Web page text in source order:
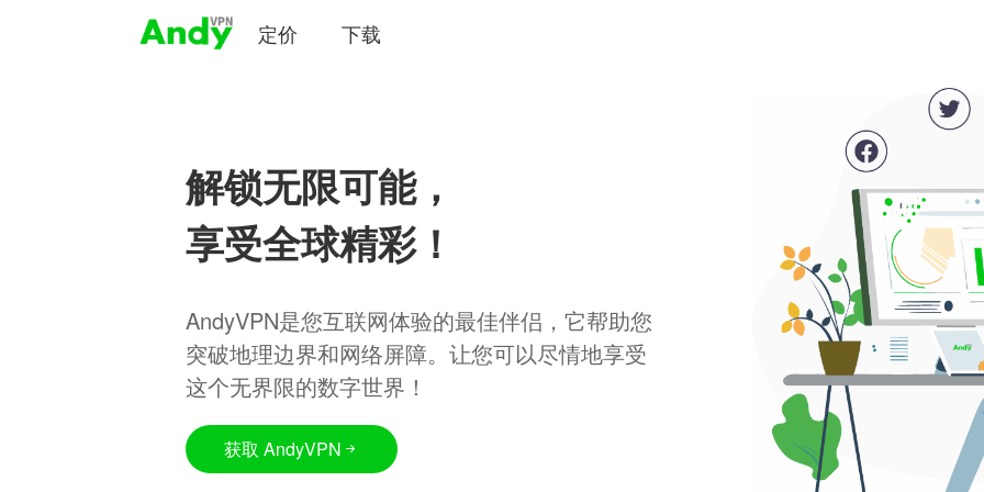
定价 下载
解锁无限可能，
享受全球精彩！
AndyVPN是您互联网体验的最佳伴侣，它帮助您
突破地理边界和网络屏障。让您可以尽情地享受
这个无界限的数字世界！
获取 AndyVPN